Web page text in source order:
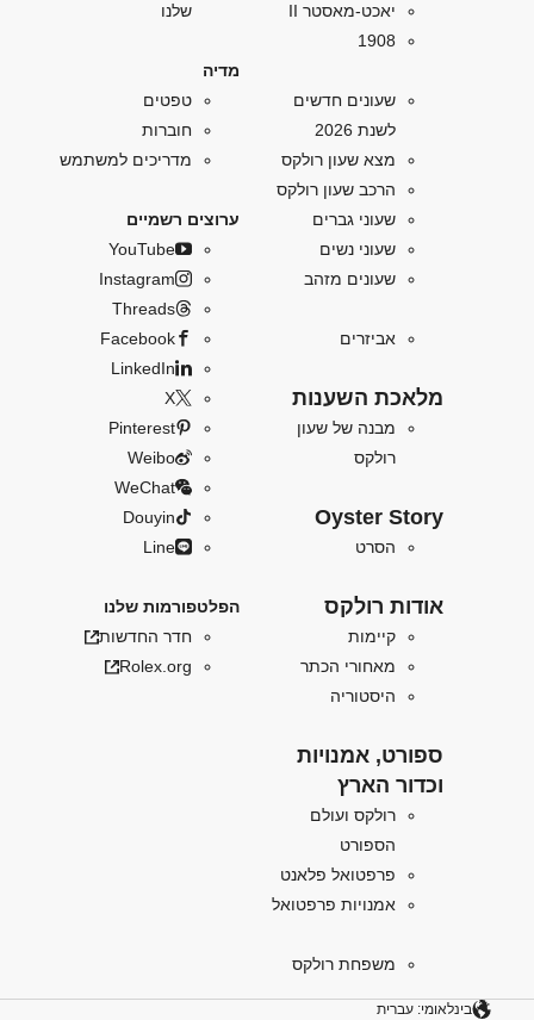
יאכט-מאסטר II
1908
שעונים חדשים
לשנת 2026
מצא שעון רולקס
הרכב שעון רולקס
שעוני גברים
שעוני נשים
שעונים מזהב
אביזרים
מלאכת השענות
מבנה של שעון
רולקס
Oyster Story
הסרט
אודות רולקס
קיימות
מאחורי הכתר
היסטוריה
ספורט, אמנויות
וכדור הארץ
רולקס ועולם
הספורט
פרפטואל פלאנט
אמנויות פרפטואל
משפחת רולקס
שלנו
מדיה
טפטים
חוברות
מדריכים למשתמש
ערוצים רשמיים
YouTube
Instagram
Threads
Facebook
LinkedIn
X
Pinterest
Weibo
WeChat
Douyin
Line
הפלטפורמות שלנו
חדר החדשות
Rolex.org
בינלאומי: עברית